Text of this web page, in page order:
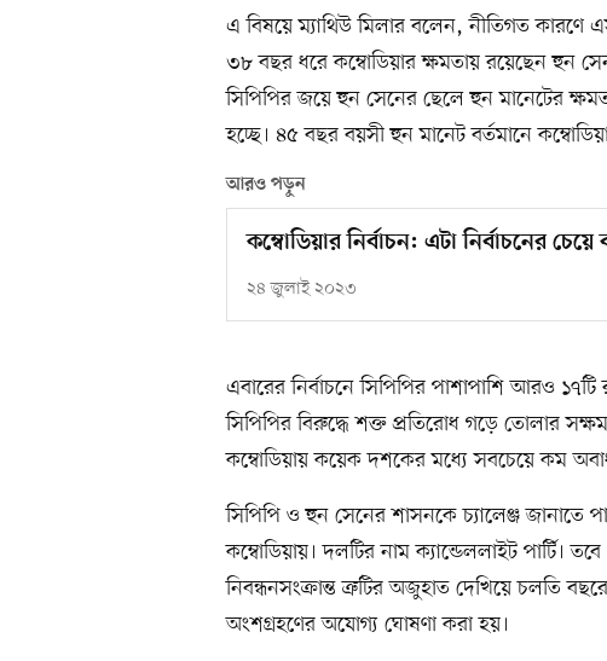
এ বিষয়ে ম্যাথিউ মিলার বলেন, নীতিগত কারণে
৩৮ বছর ধরে কম্বোডিয়ার ক্ষমতায় রয়েছেন হুন
সিপিপির জয়ে হুন সেনের ছেলে হুন মানেটের
হচ্ছে। ৪৫ বছর বয়সী হুন মানেট বর্তমানে
আরও পড়ুন
কম্বোডিয়ার নির্বাচন: এটা নির্বাচনের
২৪ জুলাই ২০২৩
এবারের নির্বাচনে সিপিপির পাশাপাশি আরও
সিপিপির বিরুদ্ধে শক্ত প্রতিরোধ গড়ে তোলার
কম্বোডিয়ায় কয়েক দশকের মধ্যে সবচেয়ে কম
সিপিপি ও হুন সেনের শাসনকে চ্যালেঞ্জ
কম্বোডিয়ায়। দলটির নাম ক্যান্ডেললাইট পার্টি।
নিবন্ধনসংক্রান্ত ত্রুটির অজুহাত দেখিয়ে চলতি
অংশগ্রহণের অযোগ্য ঘোষণা করা হয়।